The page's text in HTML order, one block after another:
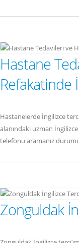
Hastane
Refakatinde
Hastanelerde İngilizce
alanındaki uzman
telefonu aramanız
Zonguldak